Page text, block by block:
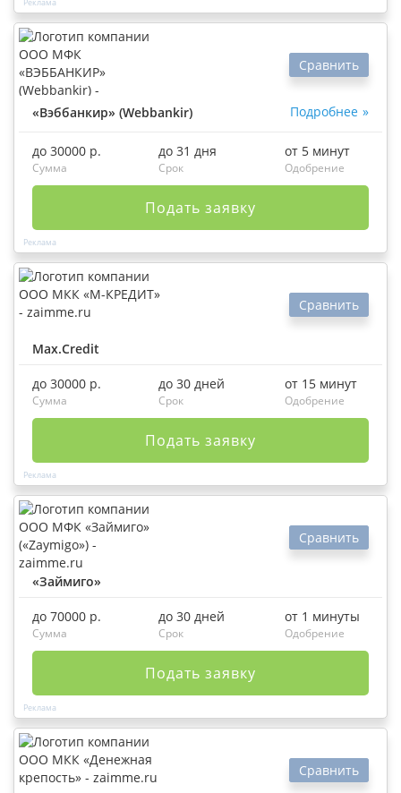
«Вэббанкир» (Webbankir) Подробнее
Сравнить
до 30000 р.
Сумма
до 31 дня
Срок
от 5 минут
Одобрение
Подать заявку
Max.Credit
Сравнить
до 30000 р.
Сумма
до 30 дней
Срок
от 15 минут
Одобрение
Подать заявку
«Займиго»
Сравнить
до 70000 р.
Сумма
до 30 дней
Срок
от 1 минуты
Одобрение
Подать заявку
Сравнить